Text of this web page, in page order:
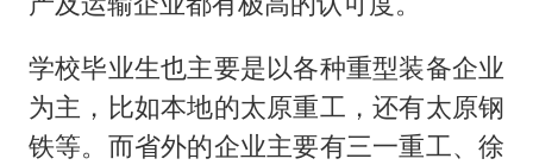
学校毕业生也主要是以各种重型装备企业
为主，比如本地的太原重工，还有太原钢
铁等。而省外的企业主要有三一重工、徐